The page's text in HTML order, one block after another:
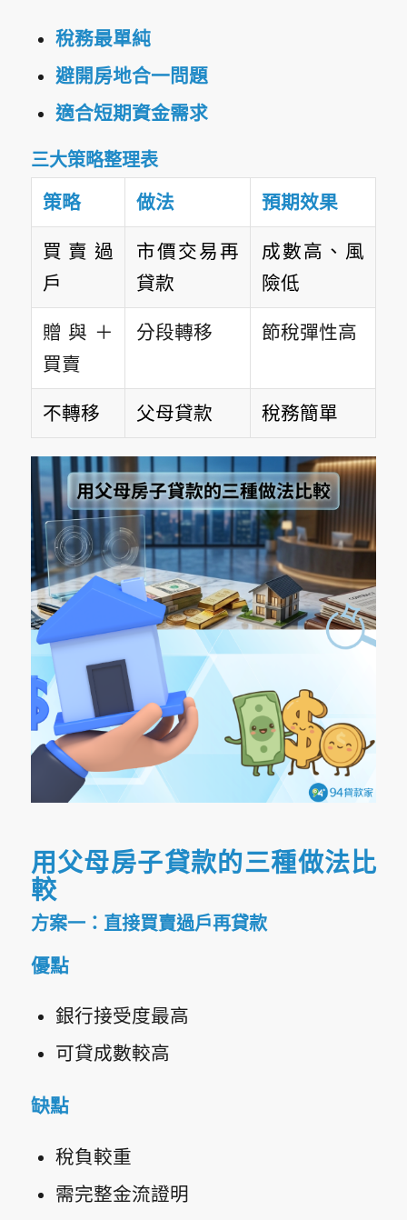
稅務最單純
避開房地合一問題
適合短期資金需求
三大策略整理表
策略 做法 預期效果
買賣過
戶
市價交易再
貸款
成數高、風
險低
贈與＋
買賣
分段轉移 節稅彈性高
不轉移 父母貸款 稅務簡單
用父母房子貸款的三種做法比
較
方案一：直接買賣過戶再貸款
優點
銀行接受度最高
可貸成數較高
缺點
稅負較重
需完整金流證明